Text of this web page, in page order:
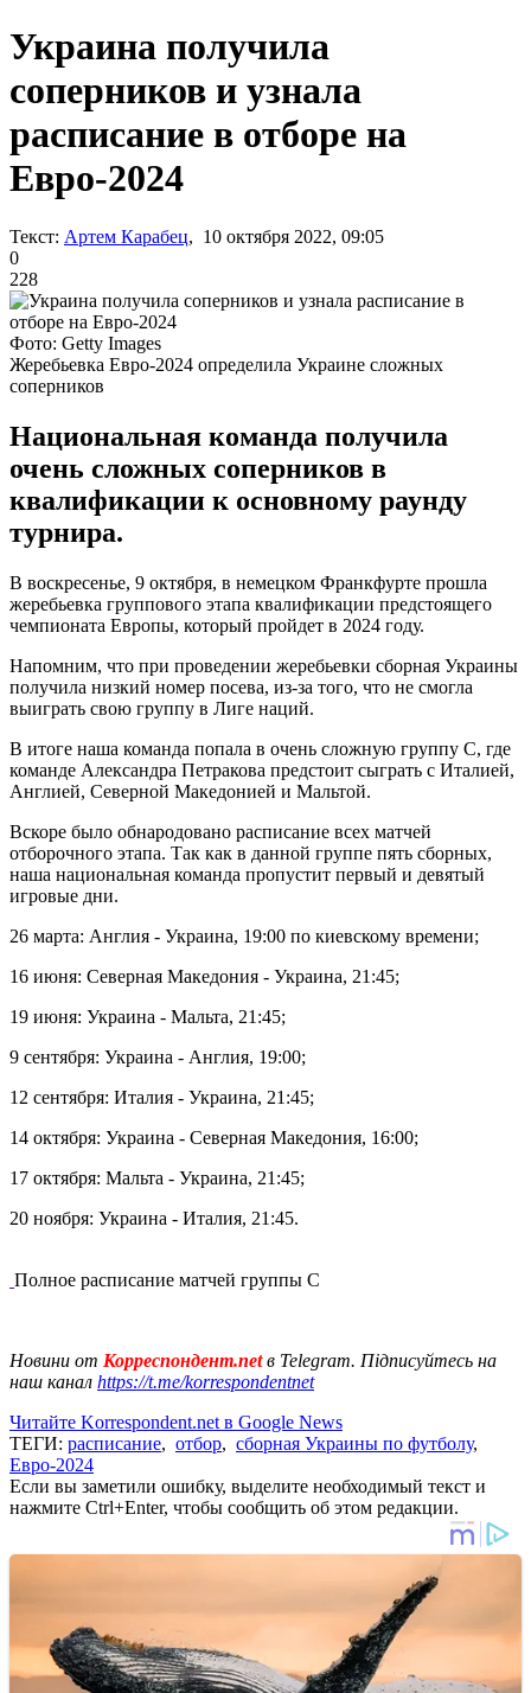
Украина получила
соперников и узнала
расписание в отборе на
Евро-2024
Текст: Артем Карабец, 10 октября 2022, 09:05
0
228
Фото: Getty Images
Жеребьевка Евро-2024 определила Украине сложных
соперников
Национальная команда получила
очень сложных соперников в
квалификации к основному раунду
турнира.
В воскресенье, 9 октября, в немецком Франкфурте прошла
жеребьевка группового этапа квалификации предстоящего
чемпионата Европы, который пройдет в 2024 году.
Напомним, что при проведении жеребьевки сборная Украины
получила низкий номер посева, из-за того, что не смогла
выиграть свою группу в Лиге наций.
В итоге наша команда попала в очень сложную группу С, где
команде Александра Петракова предстоит сыграть с Италией,
Англией, Северной Македонией и Мальтой.
Вскоре было обнародовано расписание всех матчей
отборочного этапа. Так как в данной группе пять сборных,
наша национальная команда пропустит первый и девятый
игровые дни.
26 марта: Англия - Украина, 19:00 по киевскому времени;
16 июня: Северная Македония - Украина, 21:45;
19 июня: Украина - Мальта, 21:45;
9 сентября: Украина - Англия, 19:00;
12 сентября: Италия - Украина, 21:45;
14 октября: Украина - Северная Македония, 16:00;
17 октября: Мальта - Украина, 21:45;
20 ноября: Украина - Италия, 21:45.
Полное расписание матчей группы С
Новини от Корреспондент.netв Telegram. Підписуйтесь на
наш канал https://t.me/korrespondentnet
Читайте Korrespondent.net в Google News
ТЕГИ: расписание, отбор, сборная Украины по футболу,
Евро-2024
Если вы заметили ошибку, выделите необходимый текст и
нажмите Ctrl+Enter, чтобы сообщить об этом редакции.